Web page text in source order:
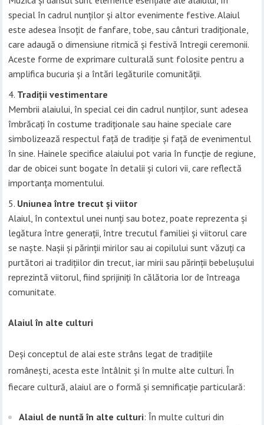
special în cadrul nunților și altor evenimente festive. Alaiul
este adesea însoțit de fanfare, tobe, sau cânturi tradiționale,
care adaugă o dimensiune ritmică și festivă întregii ceremonii.
Aceste forme de exprimare culturală sunt folosite pentru a
amplifica bucuria și a întări legăturile comunității.
Tradiții vestimentare
Membrii alaiului, în special cei din cadrul nunților, sunt adesea
îmbrăcați în costume tradiționale sau haine speciale care
simbolizează respectul față de tradiție și față de evenimentul
în sine. Hainele specifice alaiului pot varia în funcție de regiune,
dar de obicei sunt bogate în detalii și culori vii, care reflectă
importanța momentului.
Uniunea între trecut și viitor
Alaiul, în contextul unei nunți sau botez, poate reprezenta și
legătura între generații, între trecutul familiei și viitorul care
se naște. Nașii și părinții mirilor sau ai copilului sunt văzuți ca
purtători ai tradițiilor din trecut, iar mirii sau părinții bebelușului
reprezintă viitorul, fiind sprijiniți în călătoria lor de întreaga
comunitate.
Alaiul în alte culturi
Deși conceptul de alai este strâns legat de tradițiile
românești, acesta este întâlnit și în multe alte culturi. În
fiecare cultură, alaiul are o formă și semnificație particulară:
Alaiul de nuntă în alte culturi: În multe culturi din